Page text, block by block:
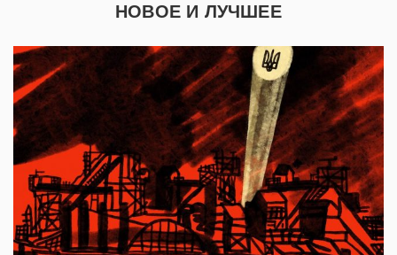
НОВОЕ И ЛУЧШЕЕ